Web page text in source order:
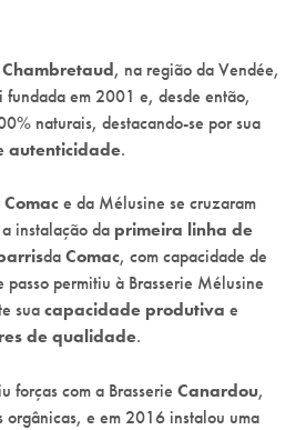
Chambretaud, na região da Vendée,
fundada em 2001 e, desde então,
naturais, destacando-se por sua
autenticidade.
Comace da Mélusine se cruzaram
instalação da primeira linha de
daComac, com capacidade de
passo permitiu à Brasserie Mélusine
suacapacidade produtiva e
de qualidade.
forças com a Brasserie Canardou,
orgânicas, e em 2016 instalou uma